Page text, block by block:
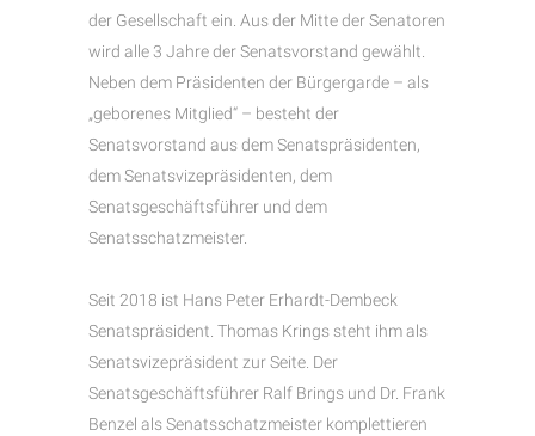
der Gesellschaft ein. Aus der Mitte der Senatoren
wird alle 3 Jahre der Senatsvorstand gewählt.
Neben dem Präsidenten der Bürgergarde – als
„geborenes Mitglied“ – besteht der
Senatsvorstand aus dem Senatspräsidenten,
dem Senatsvizepräsidenten, dem
Senatsgeschäftsführer und dem
Senatsschatzmeister.
Seit 2018 ist Hans Peter Erhardt-Dembeck
Senatspräsident. Thomas Krings steht ihm als
Senatsvizepräsident zur Seite. Der
Senatsgeschäftsführer Ralf Brings und Dr. Frank
Benzel als Senatsschatzmeister komplettieren